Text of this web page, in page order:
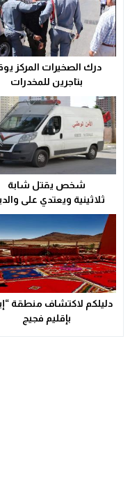
13:11 وجدة…وفاة
23:29 تعزية
21:02 ولاية أمن وجدة
23:31 سوء التدبير و
درك الصخيرات المركز
بتاجرين للمخدرات
شخص يقتل شابة
ثلاثينية ويعتدي على
بالسلاح الأبيض
دليلكم لاكتشاف منطقة
بإقليم فجيج